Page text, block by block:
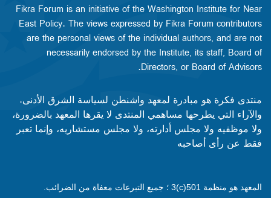
Fikra Forum is an initiative of the Washington Institute for Near
East Policy. The views expressed by Fikra Forum contributors
are the personal views of the individual authors, and are not
necessarily endorsed by the Institute, its staff, Board of
Directors, or Board of Advisors.​​
منتدى فكرة هو مبادرة لمعهد واشنطن لسياسة الشرق الأدنى.
والآراء التي يطرحها مساهمي المنتدى لا يقرها المعهد بالضرورة،
ولا موظفيه ولا مجلس أدارته، ولا مجلس مستشاريه، وإنما تعبر
فقط عن رأى أصاحبه
المعهد هو منظمة 501(c)3 ؛ جميع التبرعات معفاة من الضرائب.